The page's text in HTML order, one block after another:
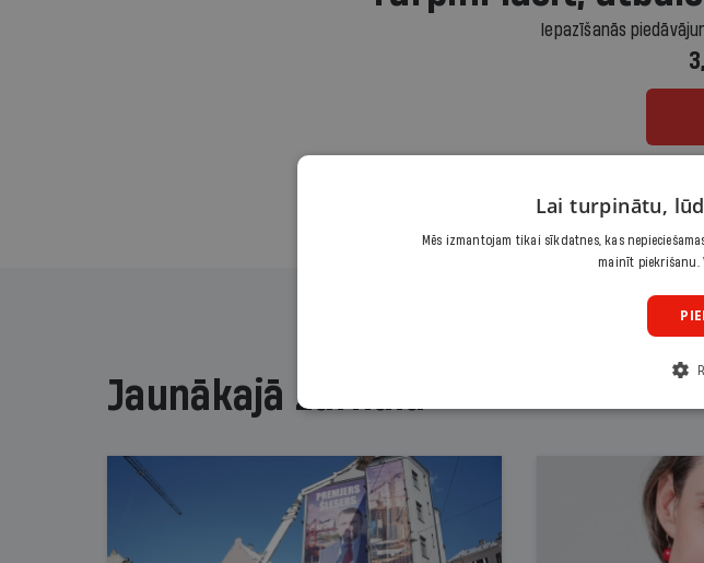
Iepazīšanās
Jaunākajā žurnālā
Lai turpinātu,
Mēs izmantojam tikai sīkdatnes, kas
mainīt piekrišanu.